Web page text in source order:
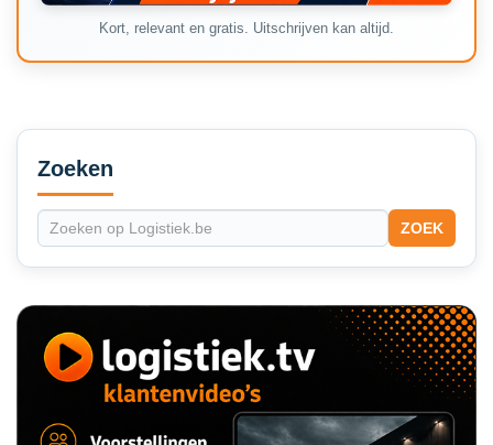
Kort, relevant en gratis. Uitschrijven kan altijd.
Secondary
Sidebar
Zoeken
ZOEK